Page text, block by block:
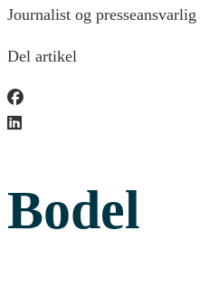
Journalist og presseansvarlig
Del artikel
Bodel